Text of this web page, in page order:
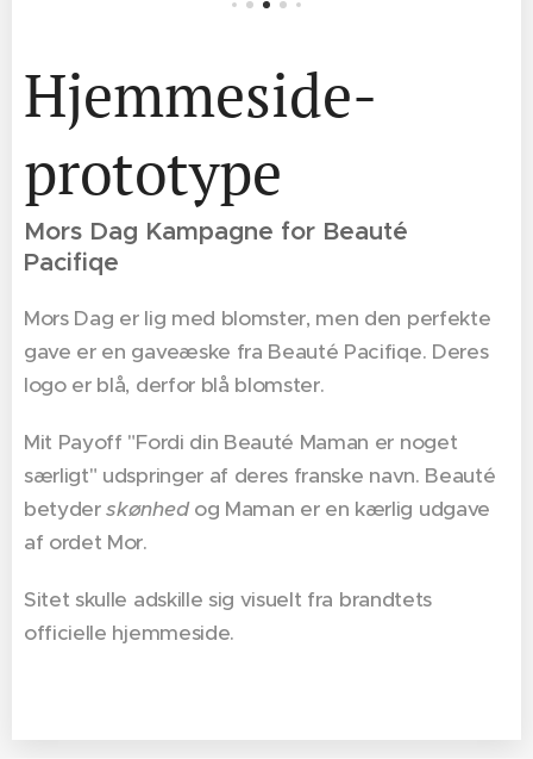
Hjemmeside-
prototype
Mors Dag Kampagne for Beauté
Pacifiqe
Mors Dag er lig med blomster, men den perfekte
gave er en gaveæske fra Beauté Pacifiqe. Deres
logo er blå, derfor blå blomster.
Mit Payoff "Fordi din Beauté Maman er noget
særligt" udspringer af deres franske navn. Beauté
betyderskønhedog Maman er en kærlig udgave
af ordet Mor.
Sitet skulle adskille sig visuelt fra brandtets
officielle hjemmeside.